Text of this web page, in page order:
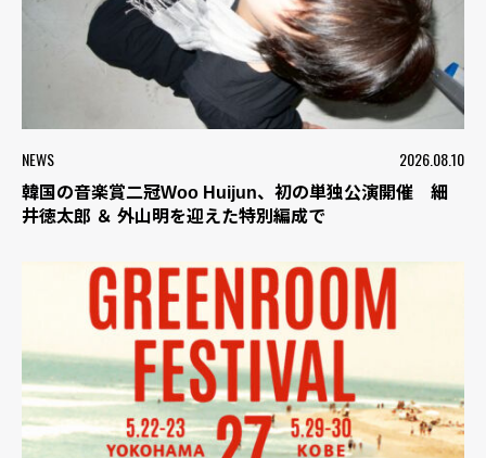
NEWS 2026.08.10
韓国の音楽賞二冠Woo Huijun、初の単独公演開催 細
井徳太郎 ＆ 外山明を迎えた特別編成で